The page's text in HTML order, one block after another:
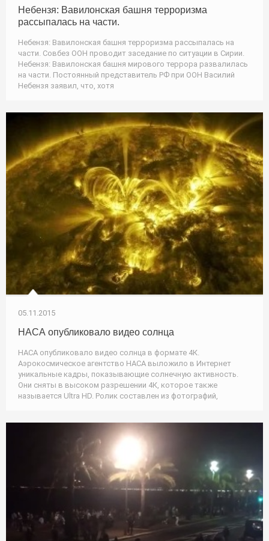
Небензя: Вавилонская башня терроризма
рассыпалась на части.
Небензя: Вавилонская башня терроризма рассыпалась на
части. Совбез ООН проводит заседание по ситуации в Сирии.
Небензя: Вавилонская башня мирового террора развалилась
на части. Постоянный представитель РФ при ООН Василий
Небензя заявил, что, хотя
05.11.2015
НАСА опубликовало видео солнца
НАСА опубликовало видео солнца в формате 4К.
Аэрокосмическое агентство НАСА выложило в Интернет
уникальные кадры, показывающие солнечную активность.
Они сняты в высоком разрешении 4К, которое также
называется Ultra HD. Ролик составлен из фотографий,